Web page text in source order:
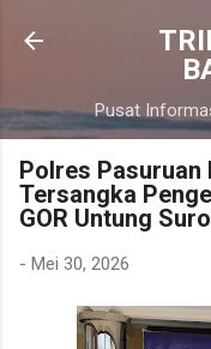
Pusat
Polres Pasuruan
Tersangka
GOR Untung
- Mei 30, 2026